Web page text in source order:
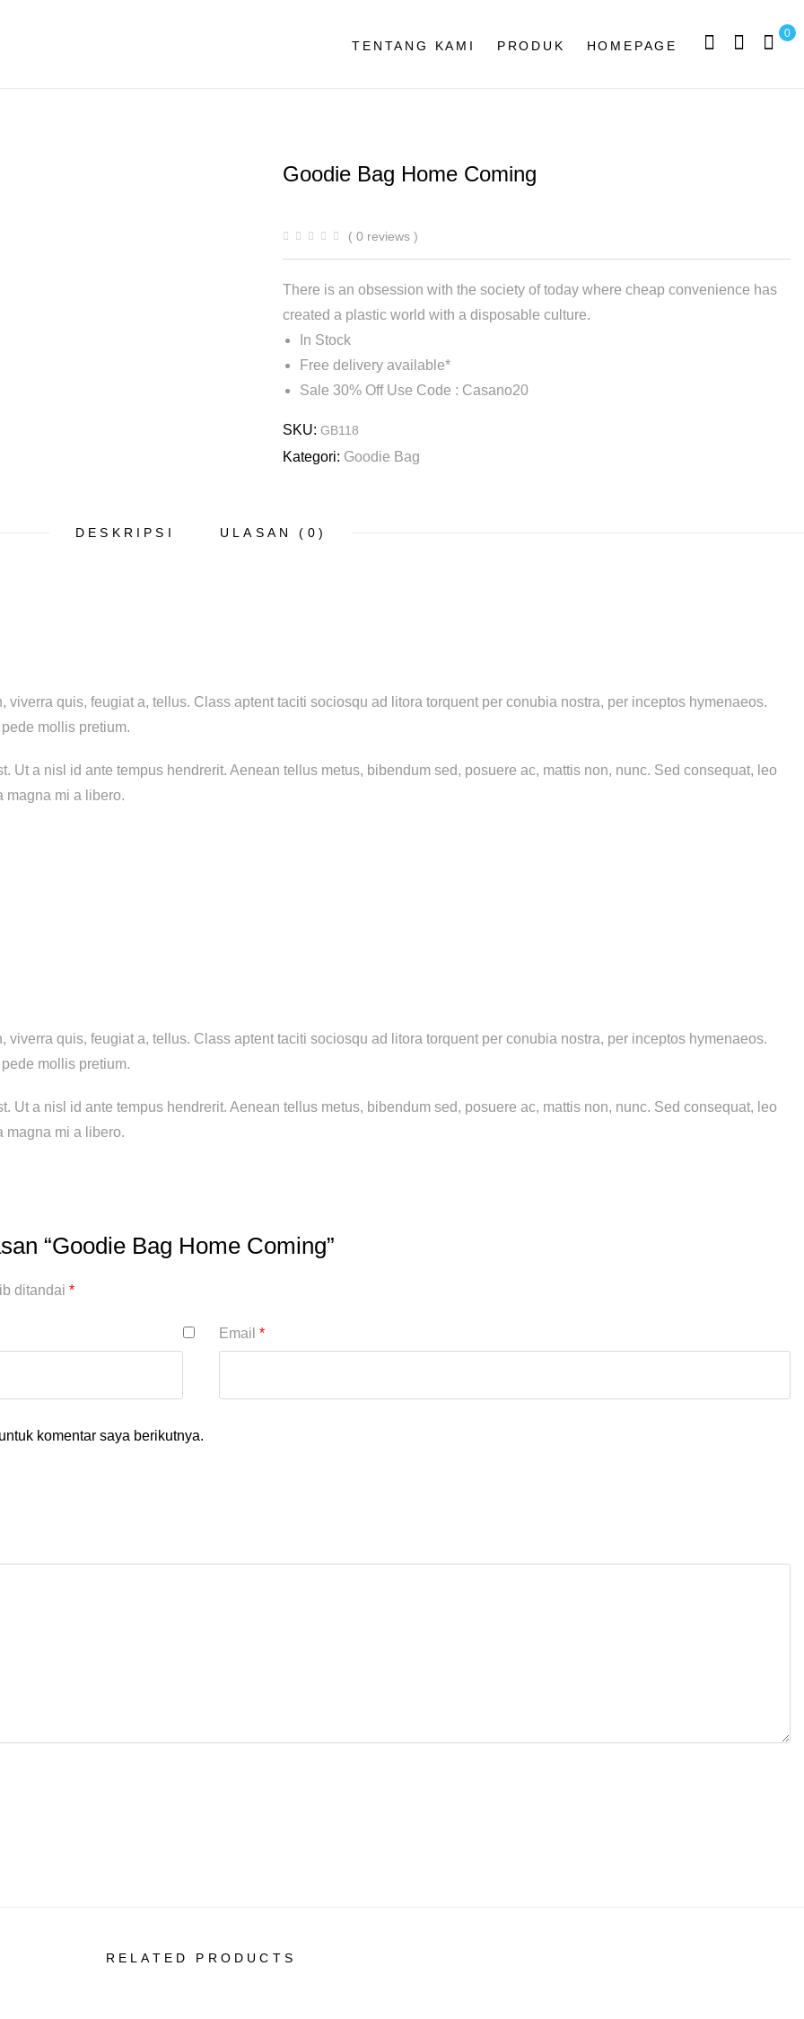
TENTANG KAMI PRODUK HOMEPAGE
0
Goodie Bag Home Coming
( 0 reviews )
There is an obsession with the society of today where cheap convenience has
created a plastic world with a disposable culture.
In Stock
Free delivery available*
Sale 30% Off Use Code : Casano20
SKU: GB118
Kategori: Goodie Bag
DESKRIPSI ULASAN (0)
quis, feugiat a, tellus. Class aptent taciti sociosqu ad litora torquent per conubia nostra, per inceptos hymenaeos.
mollis pretium.
Ut a nisl id ante tempus hendrerit. Aenean tellus metus, bibendum sed, posuere ac, mattis non, nunc. Sed consequat, leo
magna mi a libero.
quis, feugiat a, tellus. Class aptent taciti sociosqu ad litora torquent per conubia nostra, per inceptos hymenaeos.
mollis pretium.
Ut a nisl id ante tempus hendrerit. Aenean tellus metus, bibendum sed, posuere ac, mattis non, nunc. Sed consequat, leo
magna mi a libero.
“Goodie Bag Home Coming”
ditandai *
Email *
komentar saya berikutnya.
RELATED PRODUCTS